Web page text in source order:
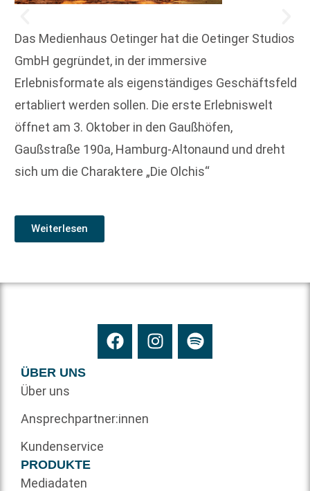
Das Medienhaus Oetinger hat die Oetinger Studios
GmbH gegründet, in der immersive
Erlebnisformate als eigenständiges Geschäftsfeld
ertabliert werden sollen. Die erste Erlebniswelt
öffnet am 3. Oktober in den Gaußhöfen,
Gaußstraße 190a, Hamburg-Altonaund und dreht
sich um die Charaktere „Die Olchis“
Weiterlesen
ÜBER UNS
Über uns
Ansprechpartner:innen
Kundenservice
PRODUKTE
Mediadaten